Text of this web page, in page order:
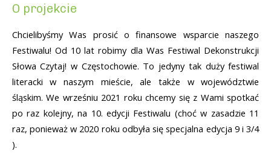
O projekcie
Chcielibyśmy Was prosić o finansowe wsparcie naszego
Festiwalu! Od 10 lat robimy dla Was Festiwal Dekonstrukcji
Słowa Czytaj! w Częstochowie. To jedyny tak duży festiwal
literacki w naszym mieście, ale także w województwie
śląskim. We wrześniu 2021 roku chcemy się z Wami spotkać
po raz kolejny, na 10. edycji Festiwalu (choć w zasadzie 11
raz, ponieważ w 2020 roku odbyła się specjalna edycja 9 i 3/4
).